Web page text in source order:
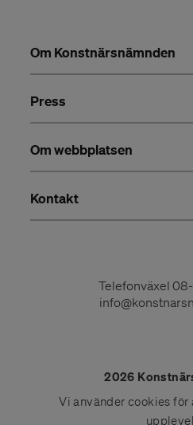
Om Konstnärsnämnden
Press
Om webbplatsen
Kontakt
Telefonväxel
2026
Vi använder cookies för